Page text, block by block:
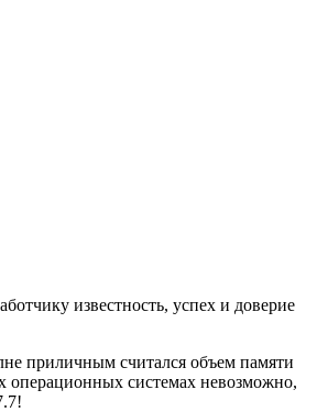
известность, успех и доверие
приличным считался объем памяти
операционных системах невозможно,